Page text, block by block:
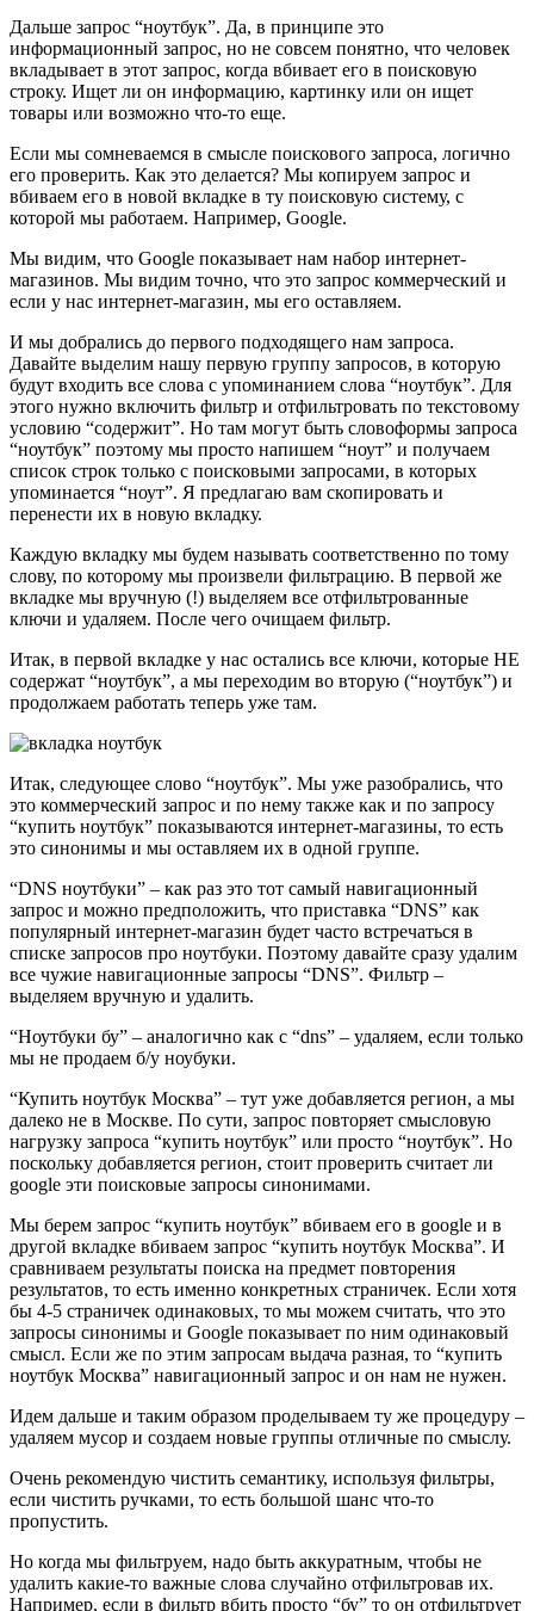
Дальше запрос “ноутбук”. Да, в принципе это
информационный запрос, но не совсем понятно, что человек
вкладывает в этот запрос, когда вбивает его в поисковую
строку. Ищет ли он информацию, картинку или он ищет
товары или возможно что-то еще.
Если мы сомневаемся в смысле поискового запроса, логично
его проверить. Как это делается? Мы копируем запрос и
вбиваем его в новой вкладке в ту поисковую систему, с
которой мы работаем. Например, Google.
Мы видим, что Google показывает нам набор интернет-
магазинов. Мы видим точно, что это запрос коммерческий и
если у нас интернет-магазин, мы его оставляем.
И мы добрались до первого подходящего нам запроса.
Давайте выделим нашу первую группу запросов, в которую
будут входить все слова с упоминанием слова “ноутбук”. Для
этого нужно включить фильтр и отфильтровать по текстовому
условию “содержит”. Но там могут быть словоформы запроса
“ноутбук” поэтому мы просто напишем “ноут” и получаем
список строк только с поисковыми запросами, в которых
упоминается “ноут”. Я предлагаю вам скопировать и
перенести их в новую вкладку.
Каждую вкладку мы будем называть соответственно по тому
слову, по которому мы произвели фильтрацию. В первой же
вкладке мы вручную (!) выделяем все отфильтрованные
ключи и удаляем. После чего очищаем фильтр.
Итак, в первой вкладке у нас остались все ключи, которые НЕ
содержат “ноутбук”, а мы переходим во вторую (“ноутбук”) и
продолжаем работать теперь уже там.
Итак, следующее слово “ноутбук”. Мы уже разобрались, что
это коммерческий запрос и по нему также как и по запросу
“купить ноутбук” показываются интернет-магазины, то есть
это синонимы и мы оставляем их в одной группе.
“DNS ноутбуки” – как раз это тот самый навигационный
запрос и можно предположить, что приставка “DNS” как
популярный интернет-магазин будет часто встречаться в
списке запросов про ноутбуки. Поэтому давайте сразу удалим
все чужие навигационные запросы “DNS”. Фильтр –
выделяем вручную и удалить.
“Ноутбуки бу” – аналогично как с “dns” – удаляем, если только
мы не продаем б/у ноубуки.
“Купить ноутбук Москва” – тут уже добавляется регион, а мы
далеко не в Москве. По сути, запрос повторяет смысловую
нагрузку запроса “купить ноутбук” или просто “ноутбук”. Но
поскольку добавляется регион, стоит проверить считает ли
google эти поисковые запросы синонимами.
Мы берем запрос “купить ноутбук” вбиваем его в google и в
другой вкладке вбиваем запрос “купить ноутбук Москва”. И
сравниваем результаты поиска на предмет повторения
результатов, то есть именно конкретных страничек. Если хотя
бы 4-5 страничек одинаковых, то мы можем считать, что это
запросы синонимы и Google показывает по ним одинаковый
смысл. Если же по этим запросам выдача разная, то “купить
ноутбук Москва” навигационный запрос и он нам не нужен.
Идем дальше и таким образом проделываем ту же процедуру –
удаляем мусор и создаем новые группы отличные по смыслу.
Очень рекомендую чистить семантику, используя фильтры,
если чистить ручками, то есть большой шанс что-то
пропустить.
Но когда мы фильтруем, надо быть аккуратным, чтобы не
удалить какие-то важные слова случайно отфильтровав их.
Например, если в фильтр вбить просто “бу” то он отфильтрует